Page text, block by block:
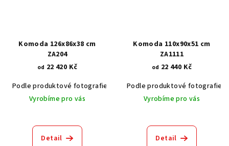
Komoda 126x86x38 cm
ZA204
od 22 420 Kč
Podle produktové fotografie
Akát vintage BT1551
Dub světlý
Vyrobíme pro vás
Detail
Komoda 110x90x51 cm
ZA1111
od 22 440 Kč
Podle produktové fotografie
Vyrobíme pro vás
Detail